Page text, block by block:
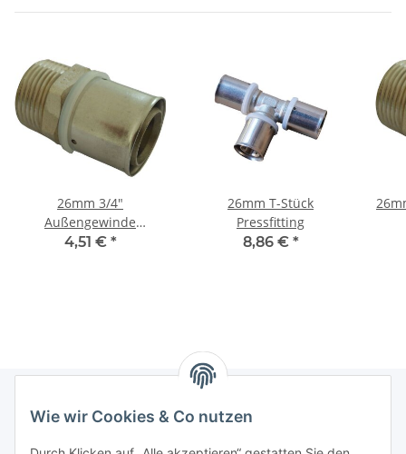
Wie wir Cookies & Co nutzen
26mm 3/4"
Außengewinde
Pressfitting
4,51 € *
26mm T-Stück
Pressfitting
8,86 € *